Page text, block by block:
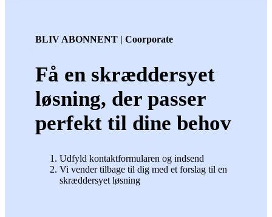
BLIV ABONNENT | Coorporate
Få en skræddersyet
løsning, der passer
perfekt til dine behov
Udfyld kontaktformularen og indsend
Vi vender tilbage til dig med et forslag til en
skræddersyet løsning